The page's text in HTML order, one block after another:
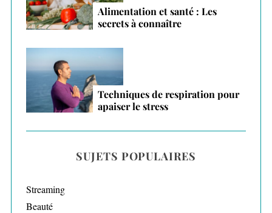
Alimentation et santé : Les
secrets à connaître
Techniques de respiration pour
apaiser le stress
SUJETS POPULAIRES
Streaming
Beauté